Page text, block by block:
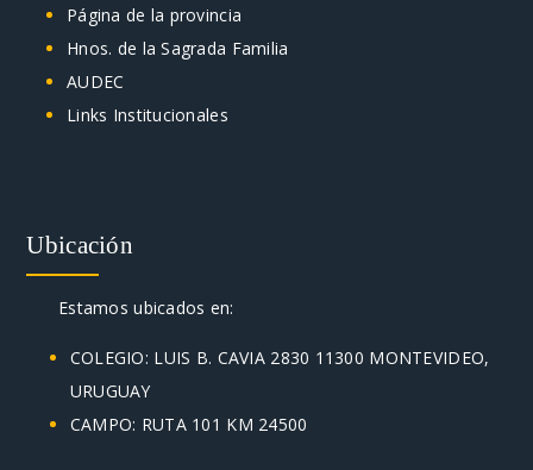
Página de la provincia
Hnos. de la Sagrada Familia
AUDEC
Links Institucionales
Ubicación
Estamos ubicados en:
COLEGIO: LUIS B. CAVIA 2830 11300 MONTEVIDEO,
URUGUAY
CAMPO: RUTA 101 KM 24500